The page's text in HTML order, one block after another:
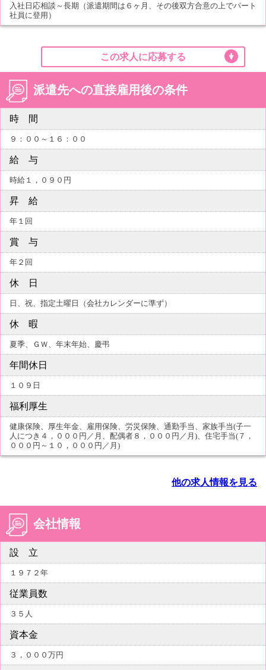
入社日応相談～長期（派遣期間は６ヶ月、その後双方合意の上でパート
社員に登用）
この求人に応募する
派遣先への直接雇用後の条件
時 間
９：００～１６：００
給 与
時給１，０９０円
昇 給
年１回
賞 与
年２回
休 日
日、祝、指定土曜日（会社カレンダーに準ず）
休 暇
夏季、ＧＷ、年末年始、慶弔
年間休日
１０９日
福利厚生
健康保険、厚生年金、雇用保険、労災保険、通勤手当、家族手当(子一
人につき４，０００円／月、配偶者８，０００円／月)、住宅手当(７，
０００円～１０，０００円／月)
他の求人情報を見る
会社情報
設 立
１９７２年
従業員数
３５人
資本金
３，０００万円